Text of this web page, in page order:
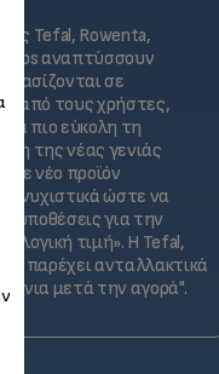
της Tefal, Rowenta,
Krups αναπτύσσουν
βασίζονται σε
από τους χρήστες,
πιο εύκολη τη
της νέας γενιάς
νέο προϊόν
ώστε να
για την
λογική τιμή». Η Tefal,
παρέχει ανταλλακτικά
μετά την αγορά".